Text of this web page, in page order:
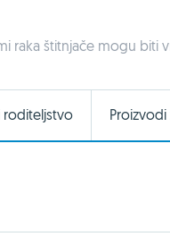
raka štitnjače mogu biti
roditeljstvo Proizvodi